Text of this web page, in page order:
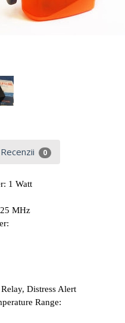
Recenzii 0
1 Watt
MHz
Distress Alert
Range: